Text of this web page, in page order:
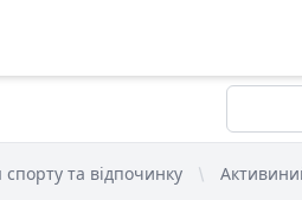
та відпочинку